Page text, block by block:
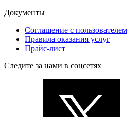
Документы
Соглашение с пользователем
Правила оказания услуг
Прайс-лист
Следите за нами в соцсетях